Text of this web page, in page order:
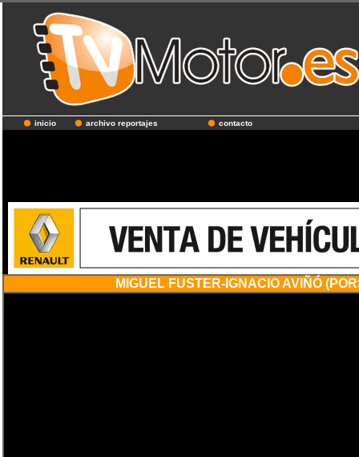
inicio archivo reportajes contacto
MIGUEL FUSTER-IGNACIO AVIÑÓ